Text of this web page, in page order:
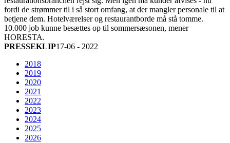
fordi de strømmer til i så stort omfang, at der mangler personale til at
betjene dem. Hotelværelser og restaurantborde må stå tomme.
10.000 job kunne besættes op til sommersæsonen, mener
HORESTA.
PRESSEKLIP17-06 - 2022
2018
2019
2020
2021
2022
2023
2024
2025
2026